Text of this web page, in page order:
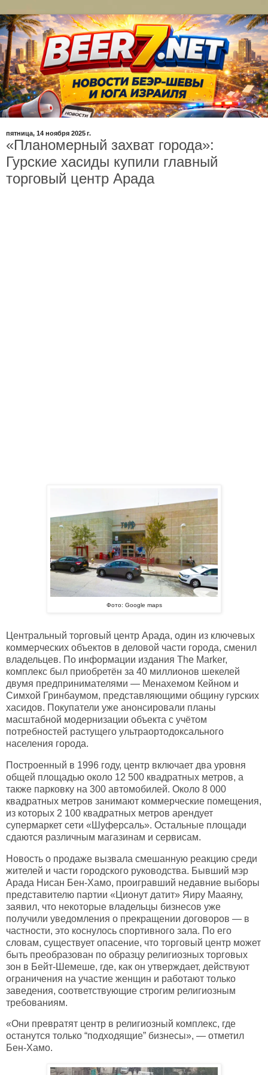
пятница, 14 ноября 2025 г.
«Планомерный захват города»:
Гурские хасиды купили главный
торговый центр Арада
Фото: Google maps
Центральный торговый центр Арада, один из ключевых
коммерческих объектов в деловой части города, сменил
владельцев. По информации издания The Marker,
комплекс был приобретён за 40 миллионов шекелей
двумя предпринимателями — Менахемом Кейном и
Симхой Гринбаумом, представляющими общину гурских
хасидов. Покупатели уже анонсировали планы
масштабной модернизации объекта с учётом
потребностей растущего ультраортодоксального
населения города.
Построенный в 1996 году, центр включает два уровня
общей площадью около 12 500 квадратных метров, а
также парковку на 300 автомобилей. Около 8 000
квадратных метров занимают коммерческие помещения,
из которых 2 100 квадратных метров арендует
супермаркет сети «Шуферсаль». Остальные площади
сдаются различным магазинам и сервисам.
Новость о продаже вызвала смешанную реакцию среди
жителей и части городского руководства. Бывший мэр
Арада Нисан Бен-Хамо, проигравший недавние выборы
представителю партии «Ционут датит» Яиру Мааяну,
заявил, что некоторые владельцы бизнесов уже
получили уведомления о прекращении договоров — в
частности, это коснулось спортивного зала. По его
словам, существует опасение, что торговый центр может
быть преобразован по образцу религиозных торговых
зон в Бейт-Шемеше, где, как он утверждает, действуют
ограничения на участие женщин и работают только
заведения, соответствующие строгим религиозным
требованиям.
«Они превратят центр в религиозный комплекс, где
останутся только “подходящие” бизнесы», — отметил
Бен-Хамо.